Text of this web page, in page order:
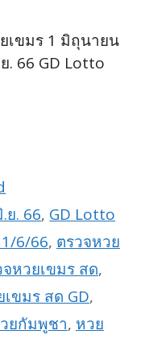
เขมร 1 มิถุนายน
. 66 GD Lotto
ย. 66, GD Lotto
6/66, ตรวจหวย
จหวยเขมร สด,
ขมร สด GD,
ยกัมพูชา, หวย